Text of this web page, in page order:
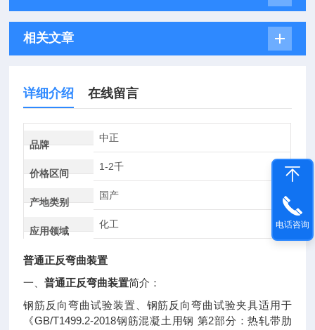
相关文章
详细介绍 在线留言
品牌
中正
价格区间
1-2千
产地类别
国产
应用领域
化工
普通正反弯曲装置
一、普通正反弯曲装置简介：
钢筋反向弯曲试验装置、钢筋反向弯曲试验夹具适用于
《GB/T1499.2-2018钢筋混凝土用钢 第2部分：热轧带肋
电话咨询